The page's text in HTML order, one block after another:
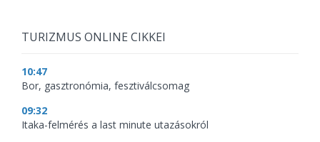
TURIZMUS ONLINE CIKKEI
10:47
Bor, gasztronómia, fesztiválcsomag
09:32
Itaka-felmérés a last minute utazásokról